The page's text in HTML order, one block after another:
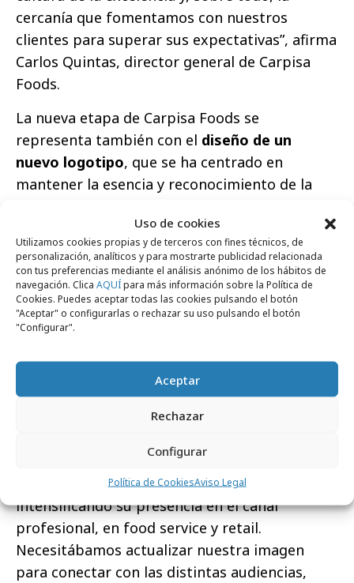
Uso de cookies
Utilizamos cookies propias y de terceros con fines técnicos, de
personalización, analíticos y para mostrarte publicidad relacionada
con tus preferencias mediante el análisis anónimo de los hábitos de
navegación. Clica AQUÍpara más información sobre la Política de
Cookies. Puedes aceptar todas las cookies pulsando el botón
"Aceptar" o configurarlas o rechazar su uso pulsando el botón
"Configurar".
Aceptar
Rechazar
Configurar
Política de CookiesAviso Legal
cercanía que fomentamos con nuestros
clientes para superar sus expectativas”, afirma
Carlos Quintas, director general de Carpisa
Foods.
La nueva etapa de Carpisa Foods se
representa también con el diseño de un
nuevo logotipo, que se ha centrado en
mantener la esencia y reconocimiento de la
elementos clave que elevan y representan
mejor a Carpisa Foods. Esta renovación visual
cuenta con líneas más limpias que mejoran su
legibilidad, y simboliza el compromiso de la
compañía con la innovación y la tradición. Así,
muestra la esencia de sus raíces familiares,
manteniendo el año de fundación de la
compañía, mientras mira hacia el futuro, con
Para Jorge Castelló, “la compañía se ha
diversificado mucho en los últimos años
intensificando su presencia en el canal
profesional, en food service y retail.
Necesitábamos actualizar nuestra imagen
para conectar con las distintas audiencias,